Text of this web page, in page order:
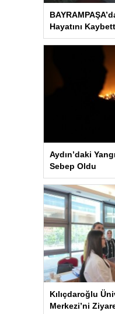
Hayatını
Aydın’daki
Sebep Oldu
Kılıçdaroğlu
Merkezi’ni